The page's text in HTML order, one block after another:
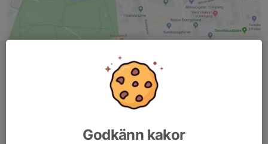
Godkänn kakor